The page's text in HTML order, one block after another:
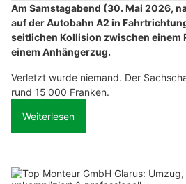
Am Samstagabend (30. Mai 2026,
auf der Autobahn A2 in
seitlichen Kollision zwischen einem
einem Anhängerzug.
Verletzt wurde niemand. Der
rund 15'000 Franken.
Weiterlesen